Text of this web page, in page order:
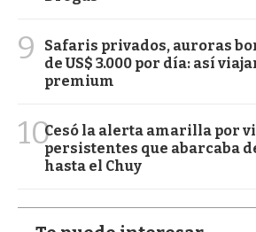
9
Safaris privados, auroras
de US$ 3.000 por día: así
premium
10Cesó la alerta amarilla por
persistentes que abarcaba
hasta el Chuy